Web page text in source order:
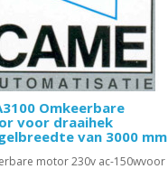
Omkeerbare
voor draaihek
van 3000 mm
motor 230v ac-150wvoor